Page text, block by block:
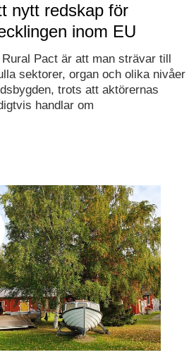
nytt redskap för
inom EU
Pact är att man strävar till
sektorer, organ och olika nivåer
trots att aktörernas
handlar om